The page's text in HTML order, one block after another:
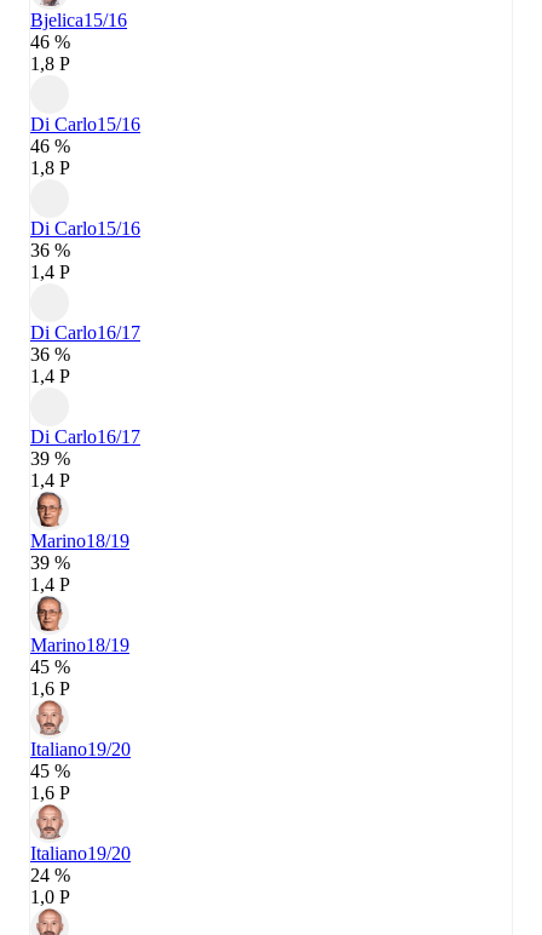
Bjelica15/16
46 %
1,8 P
Di Carlo15/16
46 %
1,8 P
Di Carlo15/16
36 %
1,4 P
Di Carlo16/17
36 %
1,4 P
Di Carlo16/17
39 %
1,4 P
Marino18/19
39 %
1,4 P
Marino18/19
45 %
1,6 P
Italiano19/20
45 %
1,6 P
Italiano19/20
24 %
1,0 P